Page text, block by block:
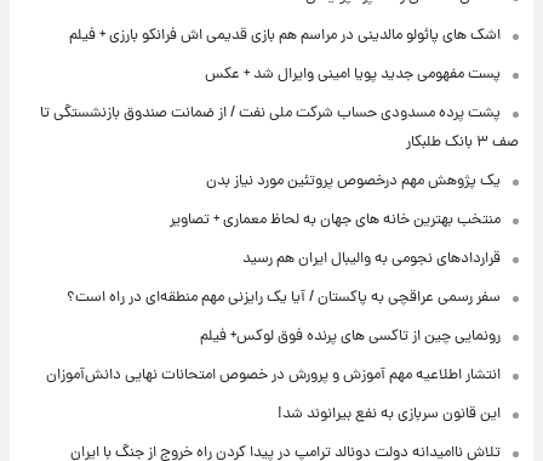
اشک های پائولو مالدینی در مراسم هم بازی قدیمی اش فرانکو بارزی + فیلم
پست مفهومی جدید پویا امینی وایرال شد + عکس
پشت پرده‌ مسدودی حساب شرکت ملی نفت / از ضمانت صندوق بازنشستگی تا
صف ۳ بانک طلبکار
یک پژوهش مهم درخصوص پروتئین مورد نیاز بدن
منتخب بهترین خانه های جهان به لحاظ معماری + تصاویر
قراردادهای نجومی به والیبال ایران هم رسید
سفر رسمی عراقچی به پاکستان / آیا یک رایزنی مهم منطقه‌ای در راه است؟
رونمایی چین از تاکسی های پرنده فوق لوکس+ فیلم
انتشار اطلاعیه مهم آموزش و پرورش در خصوص امتحانات نهایی دانش‌آموزان
این قانون سربازی به نفع بیرانوند شد!
تلاش ناامیدانه‌ دولت دونالد ترامپ در پیدا کردن راه خروج از جنگ با ایران